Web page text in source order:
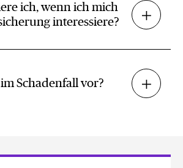
ich, wenn ich mich
interessiere?
Schadenfall vor?